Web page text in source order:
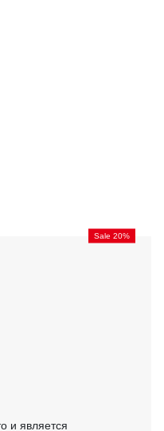
Sale 20%
и является